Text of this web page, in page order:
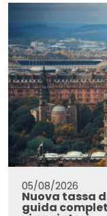
05/08/2026
Nuova tassa
guida